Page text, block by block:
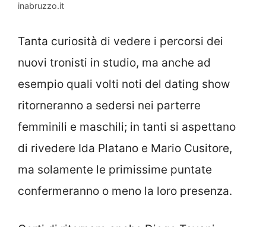
inabruzzo.it
Tanta curiosità di vedere i percorsi dei
nuovi tronisti in studio, ma anche ad
esempio quali volti noti del dating show
ritorneranno a sedersi nei parterre
femminili e maschili; in tanti si aspettano
di rivedere Ida Platano e Mario Cusitore,
ma solamente le primissime puntate
confermeranno o meno la loro presenza.